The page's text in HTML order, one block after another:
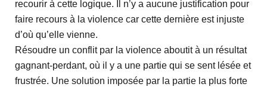
recourir à cette logique. Il n’y a aucune justification pour
faire recours à la violence car cette dernière est injuste
d’où qu’elle vienne.
Résoudre un conflit par la violence aboutit à un résultat
gagnant-perdant, où il y a une partie qui se sent lésée et
frustrée. Une solution imposée par la partie la plus forte